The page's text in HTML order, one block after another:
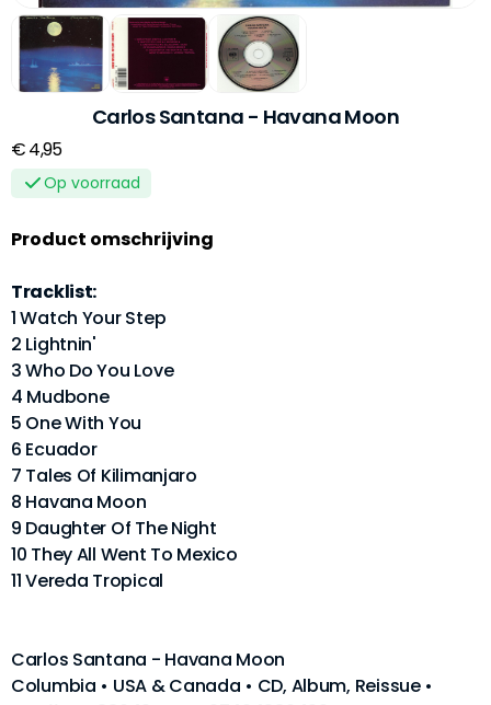
Carlos Santana - Havana Moon
€ 4,95
Op voorraad
Product omschrijving
Tracklist:
1 Watch Your Step
2 Lightnin'
3 Who Do You Love
4 Mudbone
5 One With You
6 Ecuador
7 Tales Of Kilimanjaro
8 Havana Moon
9 Daughter Of The Night
10 They All Went To Mexico
11 Vereda Tropical
Carlos Santana - Havana Moon
Columbia • USA & Canada • CD, Album, Reissue •